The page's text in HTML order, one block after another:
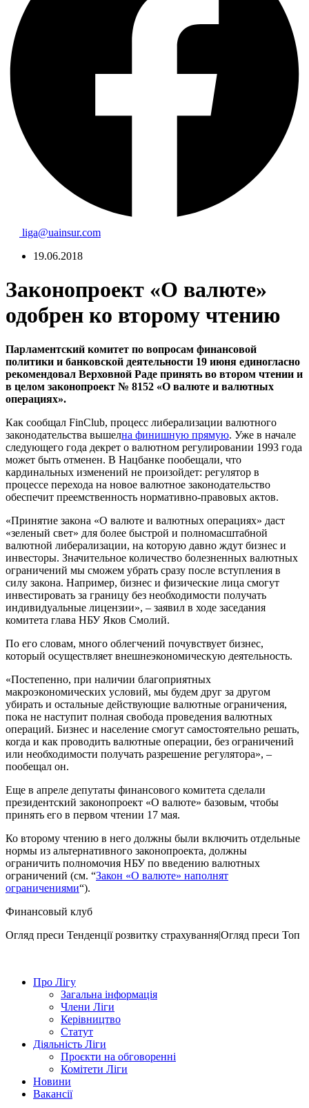
liga@uainsur.com
19.06.2018
Законопроект «О валюте»
одобрен ко второму чтению
Парламентский комитет по вопросам финансовой
политики и банковской деятельности 19 июня единогласно
рекомендовал Верховной Раде принять во втором чтении и
в целом законопроект № 8152 «О валюте и валютных
операциях».
Как сообщал FinClub, процесс либерализации валютного
законодательства вышелна финишную прямую. Уже в начале
следующего года декрет о валютном регулировании 1993 года
может быть отменен. В Нацбанке пообещали, что
кардинальных изменений не произойдет: регулятор в
процессе перехода на новое валютное законодательство
обеспечит преемственность нормативно-правовых актов.
«Принятие закона «О валюте и валютных операциях» даст
«зеленый свет» для более быстрой и полномасштабной
валютной либерализации, на которую давно ждут бизнес и
инвесторы. Значительное количество болезненных валютных
ограничений мы сможем убрать сразу после вступления в
силу закона. Например, бизнес и физические лица смогут
инвестировать за границу без необходимости получать
индивидуальные лицензии», – заявил в ходе заседания
комитета глава НБУ Яков Смолий.
По его словам, много облегчений почувствует бизнес,
который осуществляет внешнеэкономическую деятельность.
«Постепенно, при наличии благоприятных
макроэкономических условий, мы будем друг за другом
убирать и остальные действующие валютные ограничения,
пока не наступит полная свобода проведения валютных
операций. Бизнес и население смогут самостоятельно решать,
когда и как проводить валютные операции, без ограничений
или необходимости получать разрешение регулятора», –
пообещал он.
Еще в апреле депутаты финансового комитета сделали
президентский законопроект «О валюте» базовым, чтобы
принять его в первом чтении 17 мая.
Ко второму чтению в него должны были включить отдельные
нормы из альтернативного законопроекта, должны
ограничить полномочия НБУ по введению валютных
ограничений (см. “Закон «О валюте» наполнят
ограничениями“).
Финансовый клуб
Огляд преси Тенденції розвитку страхування|Огляд преси Топ
Про Лігу
Загальна інформація
Члени Ліги
Керівництво
Статут
Діяльність Ліги
Проєкти на обговоренні
Комітети Ліги
Новини
Вакансії